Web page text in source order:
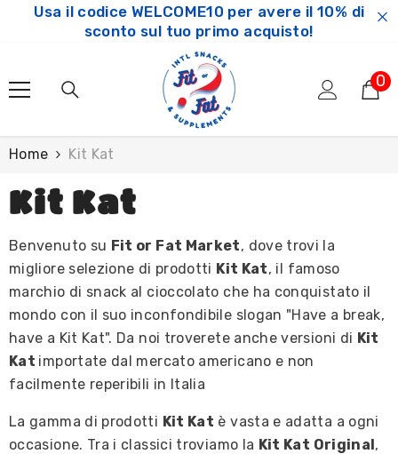
SKIP TO CONTENT
Usa il codice WELCOME10 per avere il 10% di
sconto sul tuo primo acquisto!
00
Home Kit Kat
Kit Kat
Benvenuto su Fit or Fat Market, dove trovi la
migliore selezione di prodotti Kit Kat, il famoso
marchio di snack al cioccolato che ha conquistato il
mondo con il suo inconfondibile slogan "Have a break,
have a Kit Kat". Da noi troverete anche versioni di Kit
Kat importate dal mercato americano e non
facilmente reperibili in Italia
La gamma di prodotti Kit Kat è vasta e adatta a ogni
occasione. Tra i classici troviamo la Kit Kat Original,